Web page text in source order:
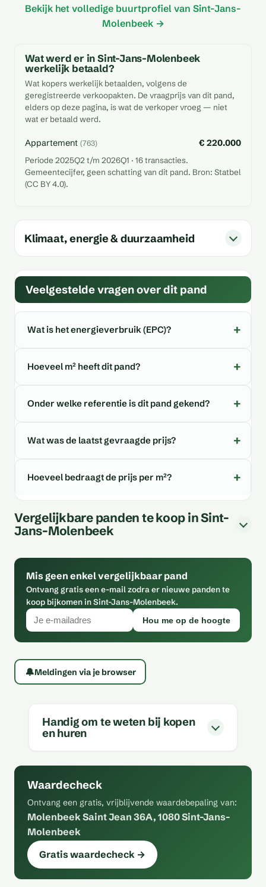
Bekijk het volledige buurtprofiel van Sint-Jans-
Molenbeek →
Wat werd er in Sint-Jans-Molenbeek
werkelijk betaald?
Wat kopers werkelijk betaalden, volgens de
geregistreerde verkoopakten. De vraagprijs van dit pand,
elders op deze pagina, is wat de verkoper vroeg — niet
wat er betaald werd.
Appartement (763) € 220.000
Periode 2025Q2 t/m 2026Q1 · 16 transacties.
Gemeentecijfer, geen schatting van dit pand. Bron: Statbel
(CC BY 4.0).
Klimaat, energie & duurzaamheid
Veelgestelde vragen over dit pand
Wat is het energieverbruik (EPC)?
Hoeveel m² heeft dit pand?
Onder welke referentie is dit pand gekend?
Wat was de laatst gevraagde prijs?
Hoeveel bedraagt de prijs per m²?
Vergelijkbare panden te koop in Sint-
Jans-Molenbeek
Mis geen enkel vergelijkbaar pand
Ontvang gratis een e-mail zodra er nieuwe panden te
koop bijkomen in Sint-Jans-Molenbeek.
Hou me op de hoogte
🔔Meldingen via je browser
Handig om te weten bij kopen
en huren
Waardecheck
Ontvang een gratis, vrijblijvende waardebepaling van:
Molenbeek Saint Jean 36A, 1080 Sint-Jans-
Molenbeek
Gratis waardecheck →